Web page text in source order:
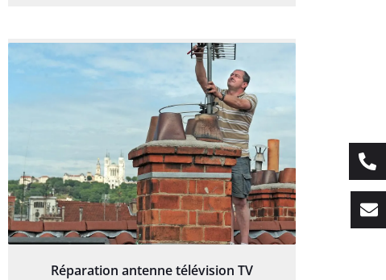
Réparation antenne télévision TV